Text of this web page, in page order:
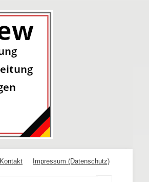
Kontakt Impressum (Datenschutz)